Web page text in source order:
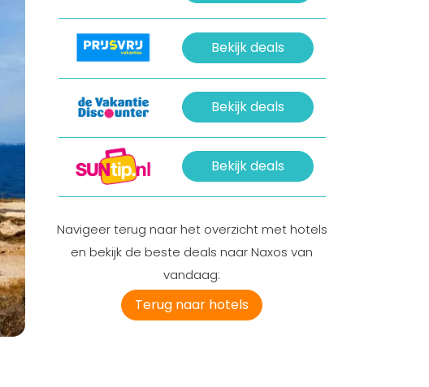
Bekijk deals
Bekijk deals
Bekijk deals
Navigeer terug naar het overzicht met hotels
en bekijk de beste deals naar Naxos van
vandaag:
Terug naar hotels